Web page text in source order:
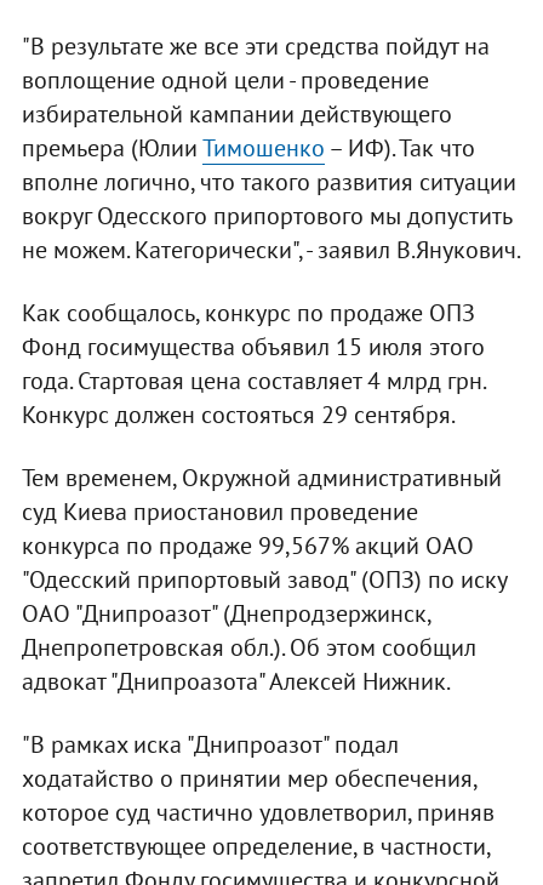
"В результате же все эти средства пойдут на
воплощение одной цели - проведение
избирательной кампании действующего
премьера (ЮлииТимошенко – ИФ). Так что
вполне логично, что такого развития ситуации
вокруг Одесского припортового мы допустить
не можем. Категорически", - заявил В.Янукович.
Как сообщалось, конкурс по продаже ОПЗ
Фонд госимущества объявил 15 июля этого
года. Стартовая цена составляет 4 млрд грн.
Конкурс должен состояться 29 сентября.
Тем временем, Окружной административный
суд Киева приостановил проведение
конкурса по продаже 99,567% акций ОАО
"Одесский припортовый завод" (ОПЗ) по иску
ОАО "Днипроазот" (Днепродзержинск,
Днепропетровская обл.). Об этом сообщил
адвокат "Днипроазота" Алексей Нижник.
"В рамках иска "Днипроазот" подал
ходатайство о принятии мер обеспечения,
которое суд частично удовлетворил, приняв
соответствующее определение, в частности,